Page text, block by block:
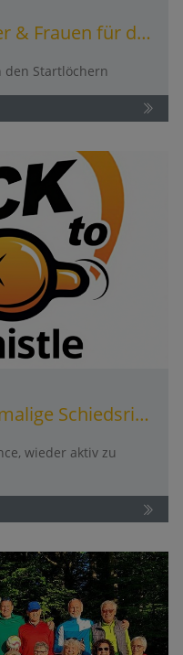
Staffeleinteilung Männer & Frauen für die Spielzeit 2025/2026
den Startlöchern
„Back to Whistle“ – Ehemalige Schiedsrichter sind wieder gefragt!
wieder aktiv zu